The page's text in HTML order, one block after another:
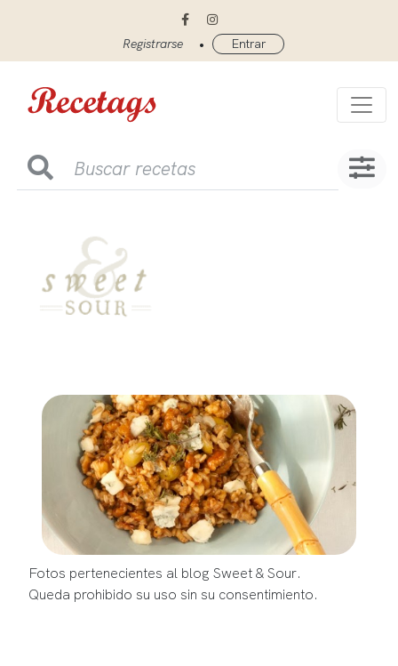
Registrarse • Entrar
Fotos pertenecientes al blog Sweet & Sour.
Queda prohibido su uso sin su consentimiento.